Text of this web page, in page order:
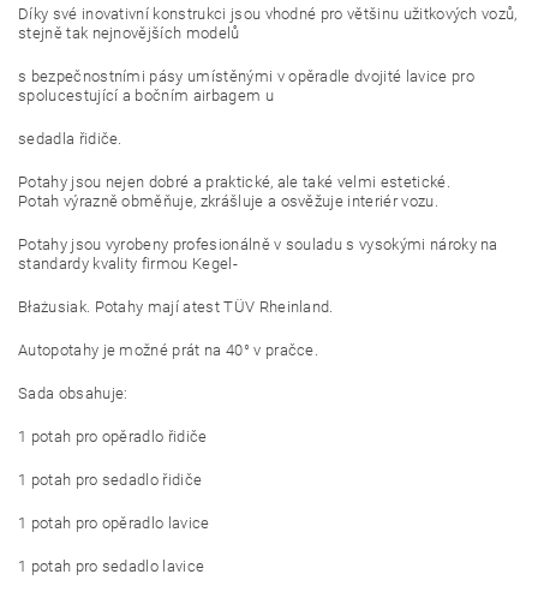
Díky své inovativní konstrukci jsou vhodné pro většinu užitkových vozů,
stejně tak nejnovějších modelů
s bezpečnostními pásy umístěnými v opěradle dvojité lavice pro
spolucestující a bočním airbagem u
sedadla řidiče.
Potahy jsou nejen dobré a praktické, ale také velmi estetické.
Potah výrazně obměňuje, zkrášluje a osvěžuje interiér vozu.
Potahy jsou vyrobeny profesionálně v souladu s vysokými nároky na
standardy kvality firmou Kegel-
Błażusiak. Potahy mají atest TÜV Rheinland.
Autopotahy je možné prát na 40° v pračce.
Sada obsahuje:
1 potah pro opěradlo řidiče
1 potah pro sedadlo řidiče
1 potah pro opěradlo lavice
1 potah pro sedadlo lavice